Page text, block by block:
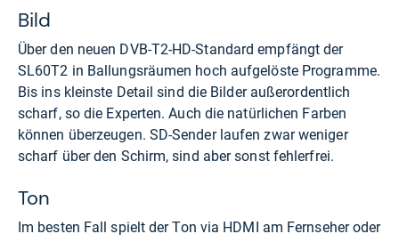
Bild
Über den neuen DVB-T2-HD-Standard empfängt der
SL60T2 in Ballungsräumen hoch aufgelöste Programme.
Bis ins kleinste Detail sind die Bilder außerordentlich
scharf, so die Experten. Auch die natürlichen Farben
können überzeugen. SD-Sender laufen zwar weniger
scharf über den Schirm, sind aber sonst fehlerfrei.
Ton
Im besten Fall spielt der Ton via HDMI am Fernseher oder